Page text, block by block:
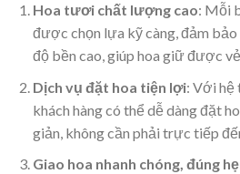
Hoa tươi chất lượng cao: Mỗi
được chọn lựa kỹ càng, đảm
độ bền cao, giúp hoa giữ được
Dịch vụ đặt hoa tiện lợi: Với hệ
khách hàng có thể dễ dàng đặt
giản, không cần phải trực tiếp
Giao hoa nhanh chóng, đúng